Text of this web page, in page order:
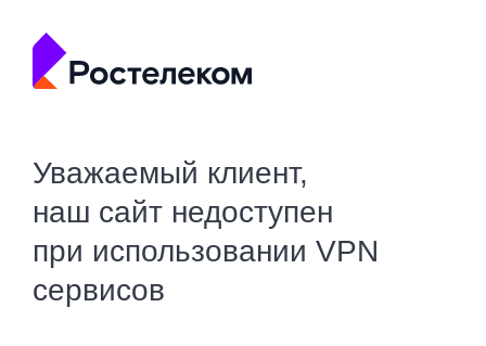
Уважаемый клиент,
наш сайт недоступен
при использовании VPN
сервисов